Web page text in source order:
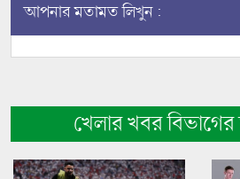
আপনার মতামত লিখুন :
খেলার খবর